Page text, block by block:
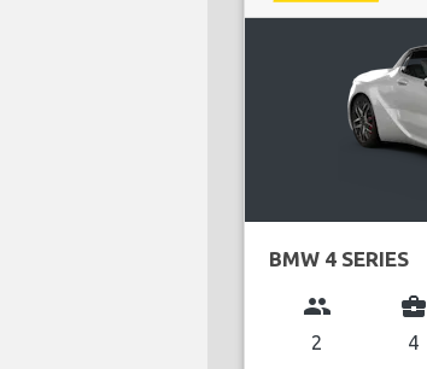
BMW 4 SERIES
group
2
business_center
4